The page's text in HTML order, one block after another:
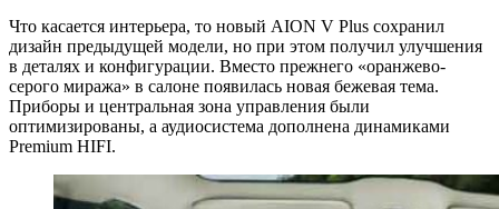
Что касается интерьера, то новый AION V Plus сохранил
дизайн предыдущей модели, но при этом получил улучшения
в деталях и конфигурации. Вместо прежнего «оранжево-
серого миража» в салоне появилась новая бежевая тема.
Приборы и центральная зона управления были
оптимизированы, а аудиосистема дополнена динамиками
Premium HIFI.